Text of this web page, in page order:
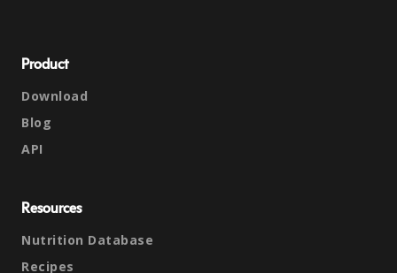
Product
Download
Blog
API
Resources
Nutrition Database
Recipes